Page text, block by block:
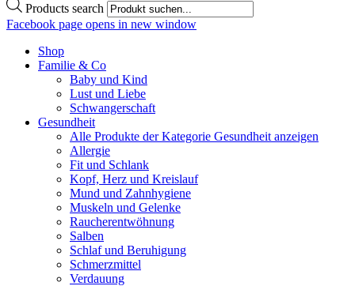
Products search
Facebook page opens in new window
Shop
Familie & Co
Baby und Kind
Lust und Liebe
Schwangerschaft
Gesundheit
Alle Produkte der Kategorie Gesundheit anzeigen
Allergie
Fit und Schlank
Kopf, Herz und Kreislauf
Mund und Zahnhygiene
Muskeln und Gelenke
Raucherentwöhnung
Salben
Schlaf und Beruhigung
Schmerzmittel
Verdauung